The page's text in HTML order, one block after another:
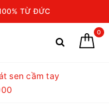
TỪ ĐỨC
0
sen cầm tay